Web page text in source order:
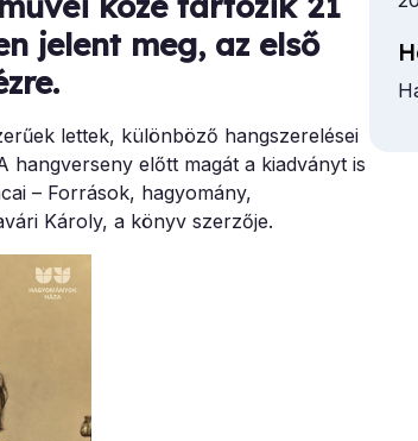
jelent meg, az első
lettek, különböző hangszerelései
hangverseny előtt magát a kiadványt is
– Források, hagyomány,
Károly, a könyv szerzője.